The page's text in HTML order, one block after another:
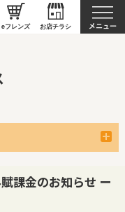
eフレンズ お店チラシ
課金のお知らせ ー